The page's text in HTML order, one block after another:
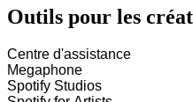
Outils pour les
Centre d'assistance
Megaphone
Spotify Studios